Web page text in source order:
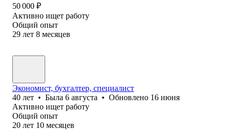
50 000 ₽
Активно ищет работу
Общий опыт
29 лет 8 месяцев
Экономист, бухгалтер, специалист
40 лет • Была 6 августа • Обновлено 16 июня
Активно ищет работу
Общий опыт
20 лет 10 месяцев